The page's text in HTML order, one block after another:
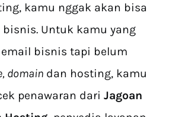
kamu nggak akan bisa
Untuk kamu yang
bisnis tapi belum
domain dan hosting, kamu
penawaran dari Jagoan